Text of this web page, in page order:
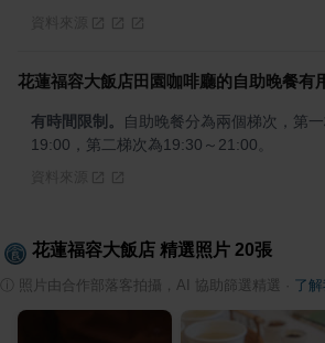
花蓮福容大飯店田園咖啡廳的自助晚餐有
有時間限制。
自助晚餐分為兩個梯次，第
19:00，第二梯次為19:30～21:00。
花蓮福容大飯店 精選照片 20張
照片由合作部落客拍攝，AI 協助篩選精選 了